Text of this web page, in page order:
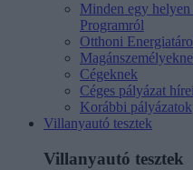
Minden egy
Programról
Otthoni
Cégeknek
Céges pályázat
Korábbi pályázatok
Villanyautó tesztek
Villanyautó tesztek